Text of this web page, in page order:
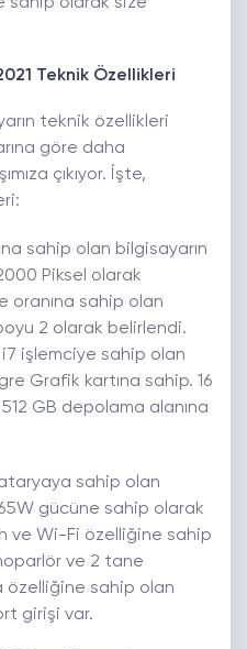
sahip olarak size
Teknik Özellikleri
teknik özellikleri
göre daha
çıkıyor. İşte,
sahip olan bilgisayarın
Piksel olarak
oranına sahip olan
2 olarak belirlendi.
işlemciye sahip olan
Grafik kartına sahip. 16
GB depolama alanına
sahip olan
gücüne sahip olarak
ve Wi-Fi özelliğine sahip
ve 2 tane
özelliğine sahip olan
girişi var.